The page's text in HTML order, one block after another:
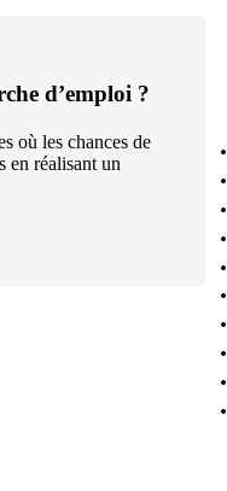
d’emploi ?
où les chances de
en réalisant un